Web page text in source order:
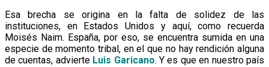
Esa brecha se origina en la falta de solidez de las
instituciones, en Estados Unidos y aquí, como recuerda
Moisés Naim. España, por eso, se encuentra sumida en una
especie de momento tribal, en el que no hay rendición alguna
de cuentas, advierte Luis Garicano. Y es que en nuestro país